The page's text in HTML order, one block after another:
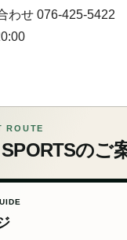
わせ 076-425-5422
ROUTE
のご